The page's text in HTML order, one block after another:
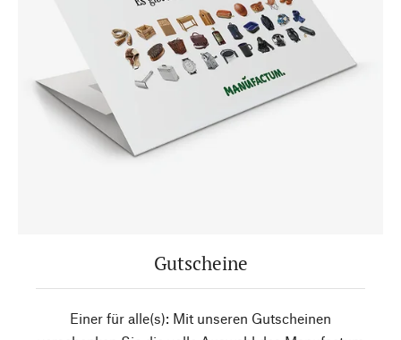
Gutscheine
Einer für alle(s): Mit unseren Gutscheinen